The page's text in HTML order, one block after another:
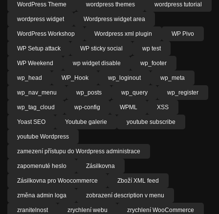
WordPress Theme wordpress themes wordpress tutorial
wordpress widget Wordpress widget area
WordPress Workshop Wordpress xml plugin WP Pivo
WP Setup attack WP sticky social wp test
WP Weekend wp widget disable wp_footer
wp_head WP_Hook wp_loginout wp_meta
wp_nav_menu wp_posts wp_query wp_register
wp_tag_cloud wp-config WPML XSS
Yoast SEO Youtube galerie youtube subscribe
youtube Wordpress
zamezení přístupu do Wordpress administrace
zapomenuté heslo Zásilkovna
Zásilkovna pro Woocommerce Zboží XML feed
změna admin loga zobrazení description v menu
zranitelnost zrychlení webu zrychlení WooCommerce